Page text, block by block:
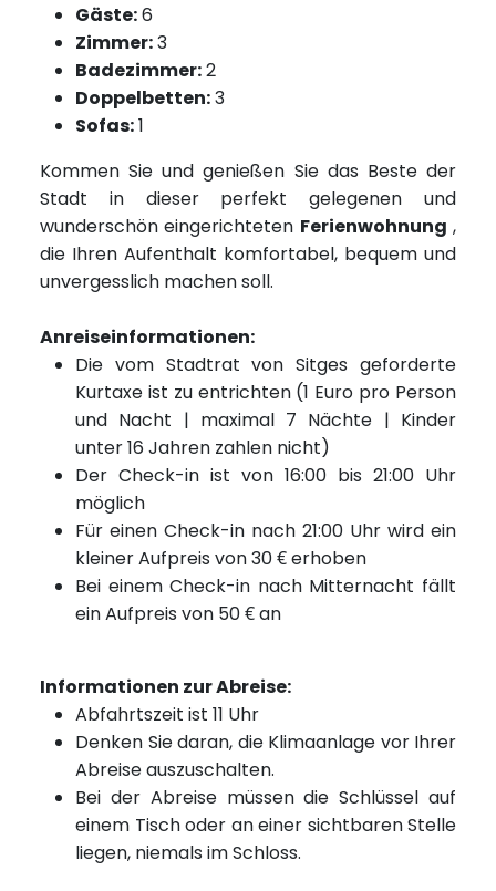
Gäste:6
Zimmer:3
Badezimmer:2
Doppelbetten:3
Sofas:1
Kommen Sie und genießen Sie das Beste der
Stadt in dieser perfekt gelegenen und
wunderschön eingerichteten Ferienwohnung ,
die Ihren Aufenthalt komfortabel, bequem und
unvergesslich machen soll.
Anreiseinformationen:
Die vom Stadtrat von Sitges geforderte
Kurtaxe ist zu entrichten (1 Euro pro Person
und Nacht | maximal 7 Nächte | Kinder
unter 16 Jahren zahlen nicht)
Der Check-in ist von 16:00 bis 21:00 Uhr
möglich
Für einen Check-in nach 21:00 Uhr wird ein
kleiner Aufpreis von 30 € erhoben
Bei einem Check-in nach Mitternacht fällt
ein Aufpreis von 50 € an
Informationen zur Abreise:
Abfahrtszeit ist 11 Uhr
Denken Sie daran, die Klimaanlage vor Ihrer
Abreise auszuschalten.
Bei der Abreise müssen die Schlüssel auf
einem Tisch oder an einer sichtbaren Stelle
liegen, niemals im Schloss.